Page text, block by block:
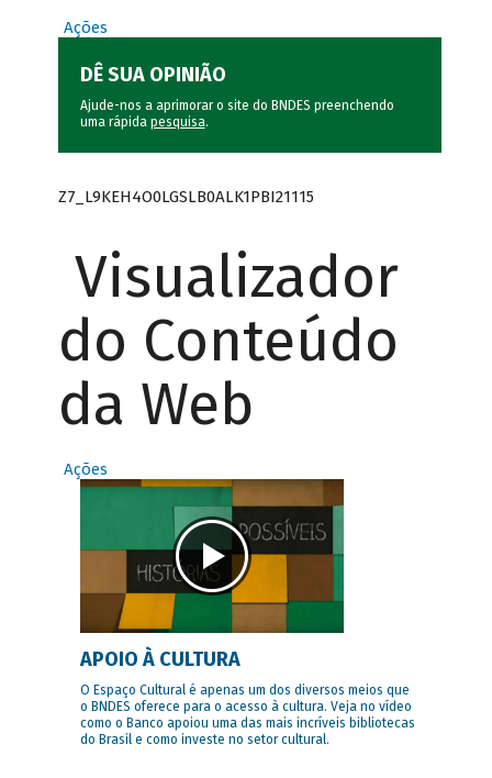
Ações
DÊ SUA OPINIÃO
Ajude-nos a aprimorar o site do BNDES preenchendo
uma rápida pesquisa.
Z7_L9KEH4O0LGSLB0ALK1PBI21115
Visualizador
do Conteúdo
da Web
Ações
APOIO À CULTURA
O Espaço Cultural é apenas um dos diversos meios que
o BNDES oferece para o acesso à cultura. Veja no vídeo
como o Banco apoiou uma das mais incríveis bibliotecas
do Brasil e como investe no setor cultural.